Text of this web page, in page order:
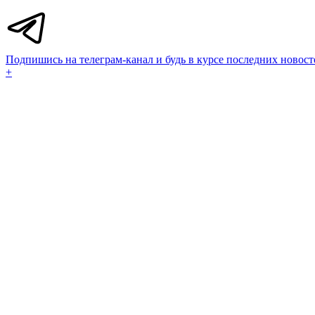
Подпишись на телеграм-канал и будь в курсе последних
+